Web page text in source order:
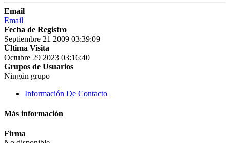
Email
Email
Fecha de Registro
Septiembre 21 2009 03:39:09
Última Visita
Octubre 29 2023 03:16:40
Grupos de Usuarios
Ningún grupo
Información De Contacto
Más información
Firma